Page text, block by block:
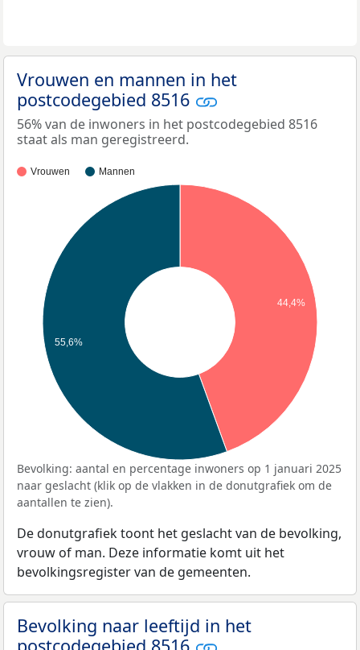
Vrouwen en mannen in het
postcodegebied 8516
56% van de inwoners in het postcodegebied 8516
staat als man geregistreerd.
Vrouwen Mannen
44,4%
55,6%
Bevolking: aantal en percentage inwoners op 1 januari 2025
naar geslacht (klik op de vlakken in de donutgrafiek om de
aantallen te zien).
De donutgrafiek toont het geslacht van de bevolking,
vrouw of man. Deze informatie komt uit het
bevolkingsregister van de gemeenten.
Bevolking naar leeftijd in het